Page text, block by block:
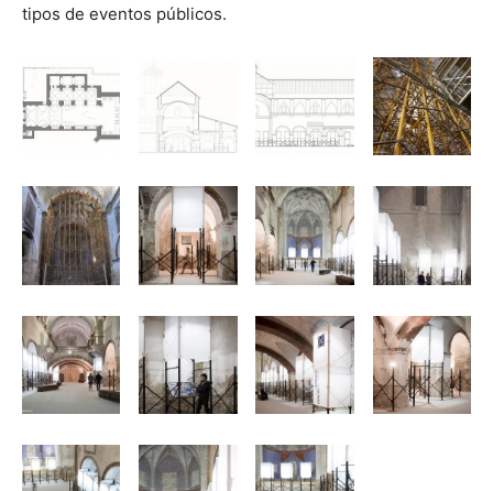
tipos de eventos públicos.